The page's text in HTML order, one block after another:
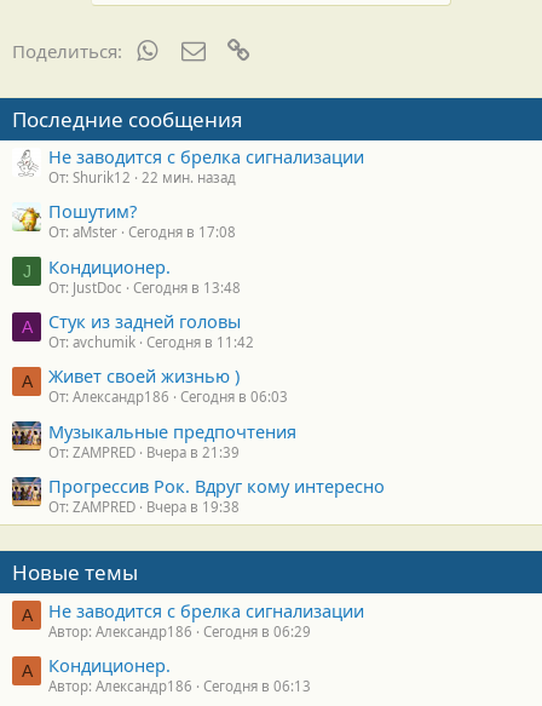
а
р
о
с
т
Поделиться: WhatsAppЭлектронная почта
Последние сообщения
Не заводится с брелка сигнализации
От: Shurik12 22 мин. назад
Пошутим?
От: aMster Сегодня в 17:08
J Кондиционер.
От: JustDoc Сегодня в 13:48
A Стук из задней головы
От: avchumik Сегодня в 11:42
А Живет своей жизнью )
От: Александр186 Сегодня в 06:03
Музыкальные предпочтения
От: ZAMPRED Вчера в 21:39
Прогрессив Рок. Вдруг кому интересно
От: ZAMPRED Вчера в 19:38
Новые темы
А Не заводится с брелка сигнализации
Автор: Александр186 Сегодня в 06:29
А Кондиционер.
Автор: Александр186 Сегодня в 06:13